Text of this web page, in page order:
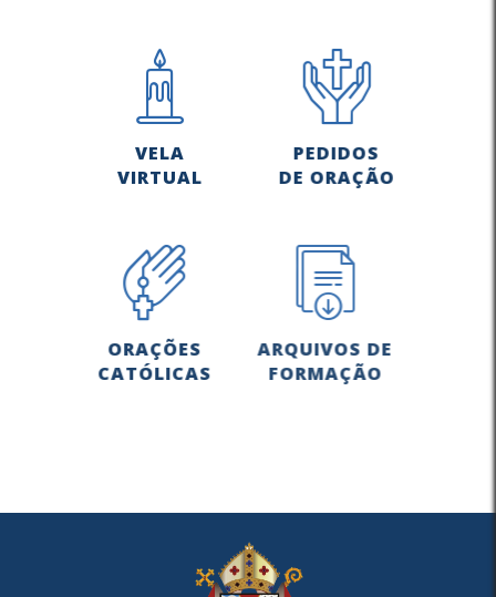
VELA
VIRTUAL
PEDIDOS
DE ORAÇÃO
ORAÇÕES
CATÓLICAS
ARQUIVOS DE
FORMAÇÃO